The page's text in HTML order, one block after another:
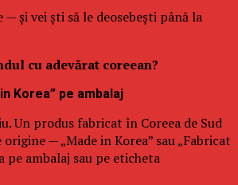
și vei ști să le deosebești până la
cu adevărat coreean?
Korea” pe ambalaj
Un produs fabricat în Coreea de Sud
— „Made in Korea” sau „Fabricat
pe ambalaj sau pe eticheta